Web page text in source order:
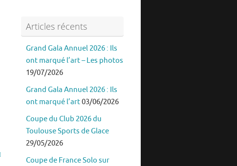
Articles récents
Grand Gala Annuel 2026 : Ils
ont marqué l’art – Les photos
19/07/2026
Grand Gala Annuel 2026 : Ils
ont marqué l’art03/06/2026
Coupe du Club 2026 du
Toulouse Sports de Glace
29/05/2026
Coupe de France Solo sur